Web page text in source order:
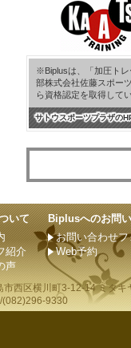
※Biplusは、「加圧トレ
部株式会社佐藤スポー
ら資格認定を取得してい
サトウスポーツプラザの
いて
紹介
声
Biplusへのお問
お問い合わせフ
Web予約
市西区横川町3-12-14 ミタキ
9330